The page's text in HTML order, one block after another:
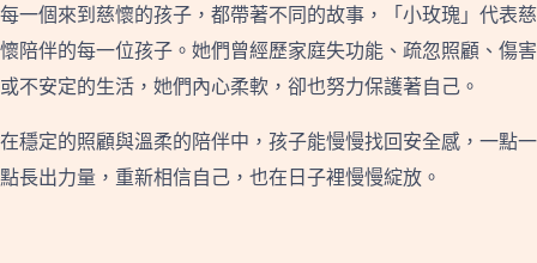
每一個來到慈懷的孩子，都帶著不同的故事，「小玫瑰」代表慈
懷陪伴的每一位孩子。她們曾經歷家庭失功能、疏忽照顧、傷害
或不安定的生活，她們內心柔軟，卻也努力保護著自己。
在穩定的照顧與溫柔的陪伴中，孩子能慢慢找回安全感，一點一
點長出力量，重新相信自己，也在日子裡慢慢綻放。